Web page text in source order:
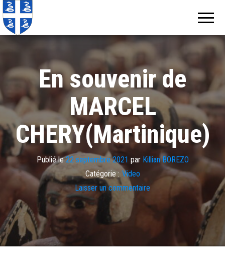
En souvenir de
MARCEL
CHERY(Martinique)
Publié le22 septembre 2021 par Killian BOREZO
Catégorie : Video
Laisser un commentaire